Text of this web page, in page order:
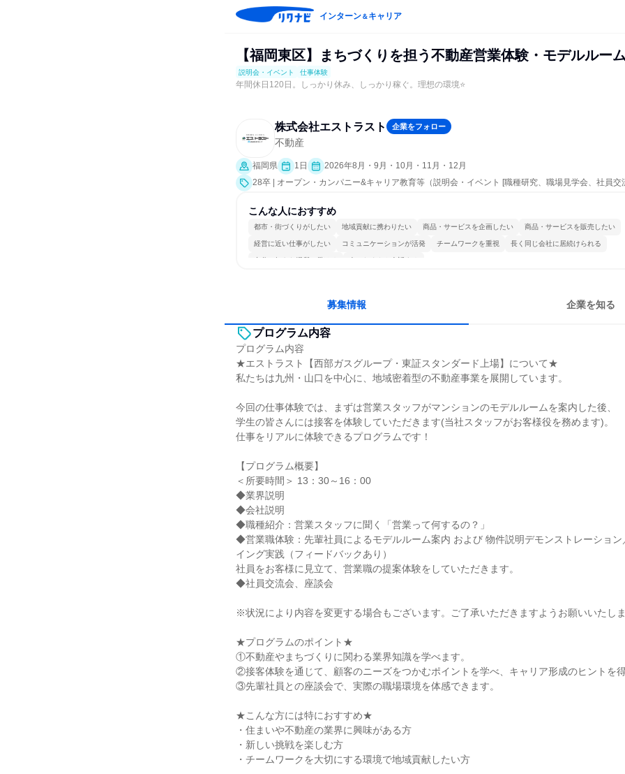
インターン＆キャリア
【福岡東区】まちづくりを担う不動産営業体験・モデルルー
説明会・イベント 仕事体験
年間休日120日。しっかり休み、しっかり稼ぐ。理想の環境⭐
株式会社エストラスト 企業をフォロー
不動産
福岡県 1日
2026年8月・9月・10月・11月・12月
28卒 | オープン・カンパニー&キャリア教育等（説明会・イベント [職種研究、職場見学会、社員交
こんな人におすすめ
都市・街づくりがしたい 地域貢献に携わりたい 商品・サービスを企画したい 商品・サービスを販売したい
経営に近い仕事がしたい コミュニケーションが活発 チームワークを重視 長く同じ会社に居続けられる
自分の好きな場所で働ける 人とたくさん会話する
募集情報 企業を知る
プログラム内容
プログラム内容
★エストラスト【西部ガスグループ・東証スタンダード上場】について★
私たちは九州・山口を中心に、地域密着型の不動産事業を展開しています。
今回の仕事体験では、まずは営業スタッフがマンションのモデルルームを案内した後、
学生の皆さんには接客を体験していただきます(当社スタッフがお客様役を務めます)。
仕事をリアルに体験できるプログラムです！
【プログラム概要】
＜所要時間＞ 13：30～16：00
◆業界説明
◆会社説明
◆職種紹介：営業スタッフに聞く「営業って何するの？」
◆営業職体験：先輩社員によるモデルルーム案内 および 物件説明デモンストレーション
イング実践（フィードバックあり）
社員をお客様に見立て、営業職の提案体験をしていただきます。
◆社員交流会、座談会
※状況により内容を変更する場合もございます。ご了承いただきますようお願いいたしま
★プログラムのポイント★
①不動産やまちづくりに関わる業界知識を学べます。
②接客体験を通じて、顧客のニーズをつかむポイントを学べ、キャリア形成のヒントを得
③先輩社員との座談会で、実際の職場環境を体感できます。
★こんな方には特におすすめ★
・住まいや不動産の業界に興味がある方
・新しい挑戦を楽しむ方
・チームワークを大切にする環境で地域貢献したい方